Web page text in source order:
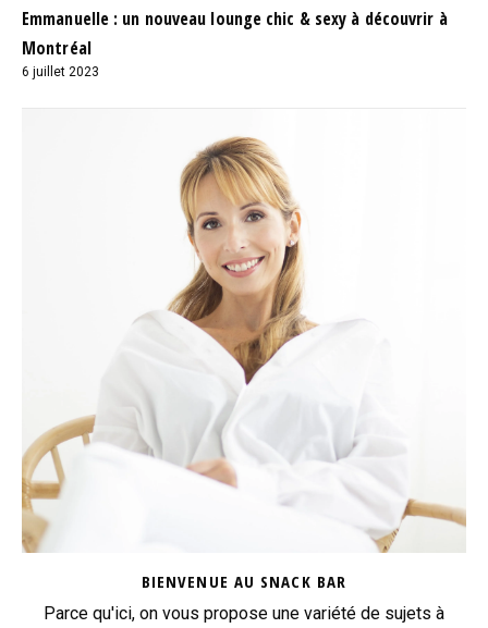
Emmanuelle : un nouveau lounge chic & sexy à découvrir à
Montréal
6 juillet 2023
BIENVENUE AU SNACK BAR
Parce qu'ici, on vous propose une variété de sujets à